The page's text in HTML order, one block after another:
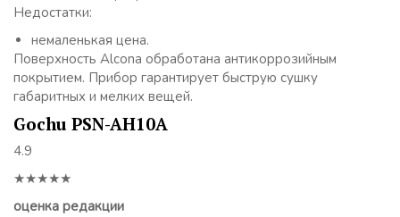
Недостатки:
немаленькая цена.
Поверхность Alcona обработана антикоррозийным
покрытием. Прибор гарантирует быструю сушку
габаритных и мелких вещей.
Gochu PSN-AH10A
4.9
★★★★★
оценка редакции